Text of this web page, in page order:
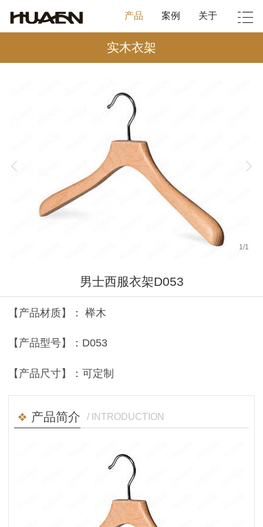
产品 案例 关于
实木衣架
1 /1
男士西服衣架D053
【产品材质】： 榉木
【产品型号】：D053
【产品尺寸】：可定制
产品简介 / INTRODUCTION